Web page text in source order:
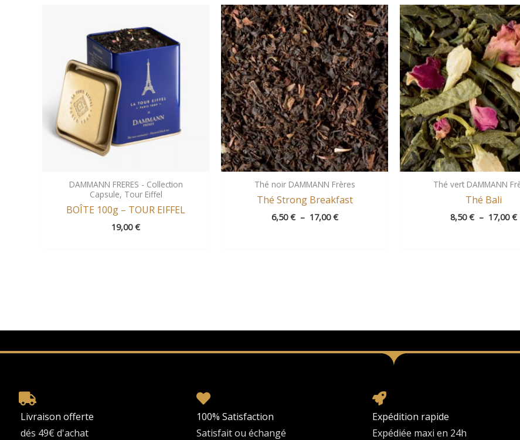
DAMMANN FRERES - Collection
Capsule, Tour Eiffel
BOÎTE 100g – TOUR EIFFEL
19,00€
Thé noir DAMMANN Frères
Thé Strong Breakfast
6,50€ – 17,00€
Plage
de
prix :
6,50 €
à
17,00 €
Thé vert DAMMANN
Thé Bali
8,50€ – 17,00€
Livraison offerte
dés 49€ d'achat
100% Satisfaction
Satisfait ou échangé
Expédition rapide
Expédiée maxi en 24h